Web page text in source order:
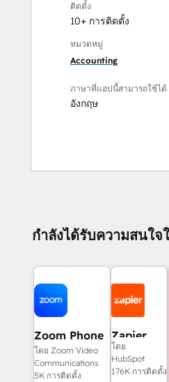
ติดตั้ง
10+ การติดตั้ง
หมวดหมู่
Accounting
ภาษาที่แอปนี้สามารถใช้ได้
อังกฤษ
กำลังได้รับความสนใจ
Zoom Phone
for HubSpot
โดย Zoom Video
Communications
5K การติดตั้ง
Zapier
โดย
HubSpot
176K การติดตั้ง